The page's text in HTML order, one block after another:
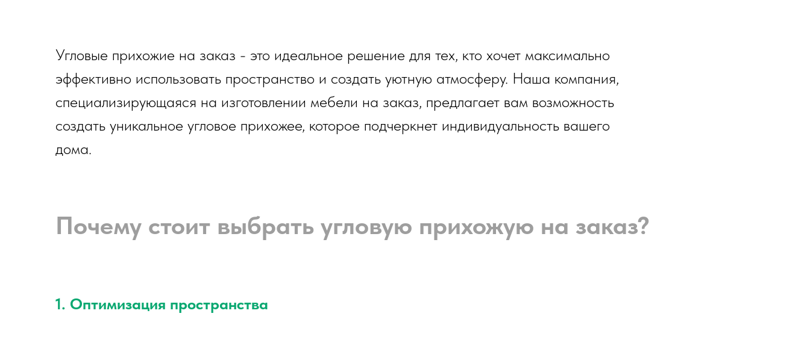
Угловые прихожие на заказ - это идеальное решение для тех, кто хочет максимально
эффективно использовать пространство и создать уютную атмосферу. Наша компания,
специализирующаяся на изготовлении мебели на заказ, предлагает вам возможность
создать уникальное угловое прихожее, которое подчеркнет индивидуальность вашего
дома.
Почему стоит выбрать угловую прихожую на заказ?
1. Оптимизация пространства